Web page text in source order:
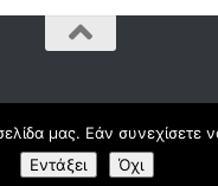
μας. Εάν συνεχίσετε
Εντάξει
Όχι